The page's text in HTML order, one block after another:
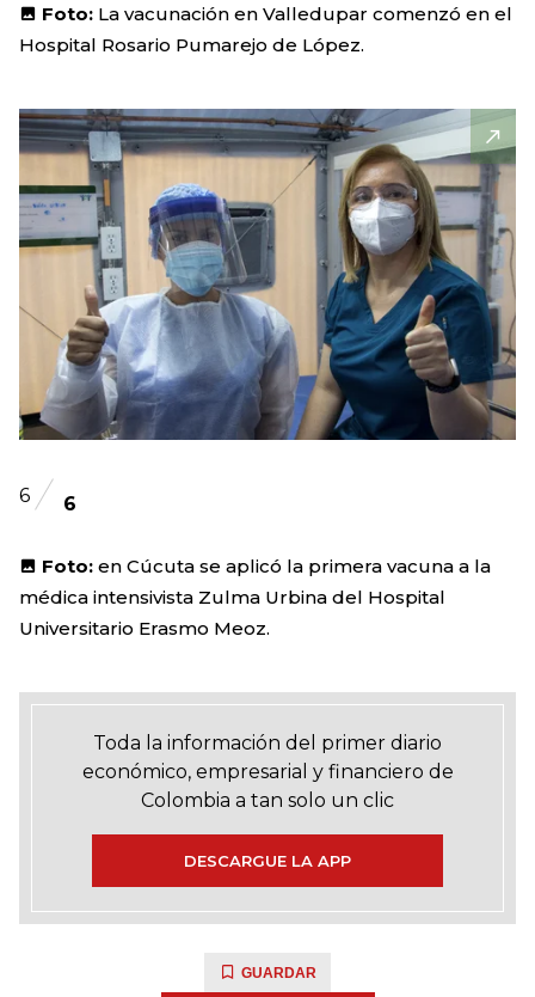
Foto: La vacunación en Valledupar comenzó en el
Hospital Rosario Pumarejo de López.
6 6
Foto: en Cúcuta se aplicó la primera vacuna a la
médica intensivista Zulma Urbina del Hospital
Universitario Erasmo Meoz.
Toda la información del primer diario
económico, empresarial y financiero de
Colombia a tan solo un clic
DESCARGUE LA APP
GUARDAR